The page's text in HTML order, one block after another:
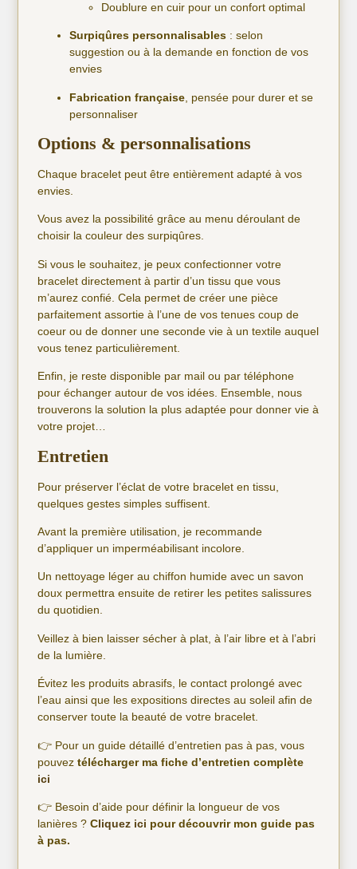
Doublure en cuir pour un confort optimal
Surpiqûres personnalisables : selon
suggestion ou à la demande en fonction de vos
envies
Fabrication française , pensée pour durer et se
personnaliser
Options & personnalisations
Chaque bracelet peut être entièrement adapté à vos
envies.
Vous avez la possibilité grâce au menu déroulant de
choisir la couleur des surpiqûres.
Si vous le souhaitez, je peux confectionner votre
bracelet directement à partir d’un tissu que vous
m’aurez confié. Cela permet de créer une pièce
parfaitement assortie à l’une de vos tenues coup de
coeur ou de donner une seconde vie à un textile auquel
vous tenez particulièrement.
Enfin, je reste disponible par mail ou par téléphone
pour échanger autour de vos idées. Ensemble, nous
trouverons la solution la plus adaptée pour donner vie à
votre projet…
Entretien
Pour préserver l’éclat de votre bracelet en tissu,
quelques gestes simples suffisent.
Avant la première utilisation, je recommande
d’appliquer un imperméabilisant incolore.
Un nettoyage léger au chiffon humide avec un savon
doux permettra ensuite de retirer les petites salissures
du quotidien.
Veillez à bien laisser sécher à plat, à l’air libre et à l’abri
de la lumière.
Évitez les produits abrasifs, le contact prolongé avec
l’eau ainsi que les expositions directes au soleil afin de
conserver toute la beauté de votre bracelet.
👉 Pour un guide détaillé d’entretien pas à pas, vous
pouveztélécharger ma fiche d’entretien complète
ici
👉 Besoin d’aide pour définir la longueur de vos
lanières ?Cliquez ici pour découvrir mon guide pas
à pas.